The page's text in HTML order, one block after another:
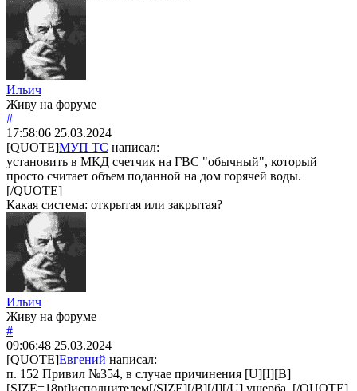
Ильич
Живу на форуме
#
17:58:06 25.03.2024
[QUOTE]МУП ТС написал:
установить в МКД счетчик на ГВС "обычный", который
просто считает объем поданной на дом горячей воды.
[/QUOTE]
Какая система: открытая или закрытая?
Ильич
Живу на форуме
#
09:06:48 25.03.2024
[QUOTE]Евгений написал:
п. 152 Привил №354, в случае причинения [U][I][B]
[SIZE=18pt]исполнителем[/SIZE][/B][/I][/U] ущерба, [/QUOTE]